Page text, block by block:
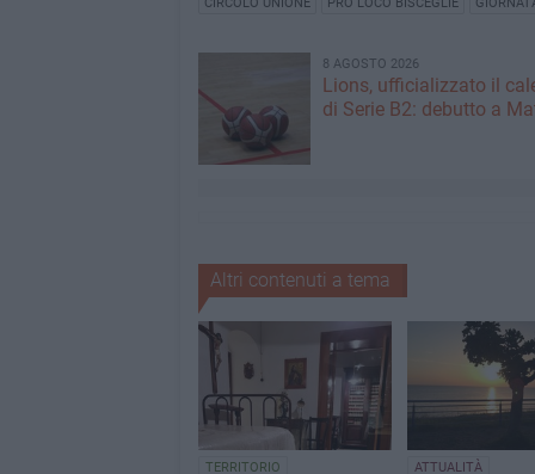
8 AGOSTO 2026
Lions, ufficializzato il
di Serie B2: debutto a
Altri contenuti a tema
TERRITORIO ATTUALITÀ